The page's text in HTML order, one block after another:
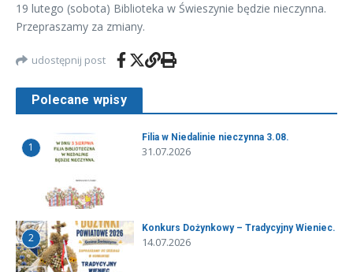
19 lutego (sobota) Biblioteka w Świeszynie będzie nieczynna.
Przepraszamy za zmiany.
udostępnij post
Polecane wpisy
1
Filia w Niedalinie nieczynna 3.08.
31.07.2026
2
Konkurs Dożynkowy – Tradycyjny Wieniec.
14.07.2026